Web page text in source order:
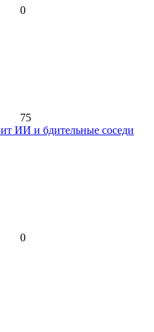
0
75
ИИ и бдительные соседи
0